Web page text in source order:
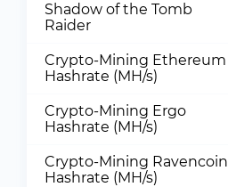
Shadow of the Tomb
Raider
Crypto-Mining Ethereum
Hashrate (MH/s)
Crypto-Mining Ergo
Hashrate (MH/s)
Crypto-Mining Ravencoin
Hashrate (MH/s)